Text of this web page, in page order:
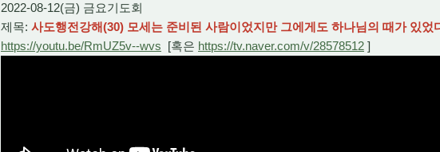
2022-08-12(금) 금요기도회
제목: 사도행전강해(30) 모세는 준비된 사람이었지만 그에게도 하나님의 때가 있었
https://youtu.be/RmUZ5v--wvs [혹은 https://tv.naver.com/v/28578512 ]